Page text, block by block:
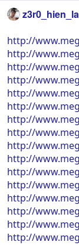
http://
http://
http://
http://
http://
http://
http://
http://
http://
http://
http://
http://
http://
http://
http://
http://